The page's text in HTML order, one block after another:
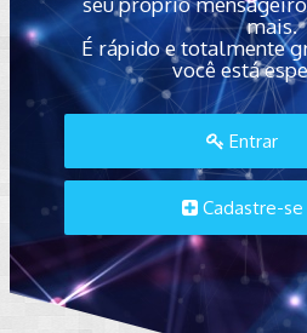
mais.
É rápido e totalmente
você está
Entrar
Cadastre-se